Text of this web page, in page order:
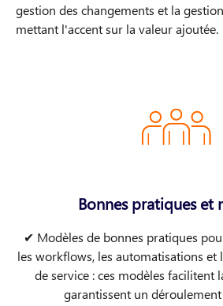
gestion des changements et la
mettant l'accent sur la valeur ajoutée.
Bonnes pratiques et
✔ Modèles de bonnes pratiques
les workflows, les automatisations et
de service : ces modèles facilitent
garantissent un